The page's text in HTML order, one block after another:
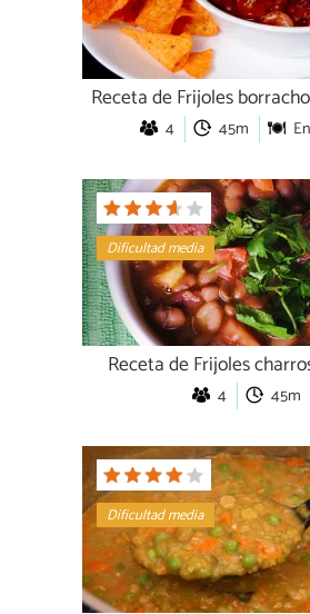
Receta de Frijoles
4 45m
Dificultad media
Receta de Frijoles
4 45m
Dificultad media